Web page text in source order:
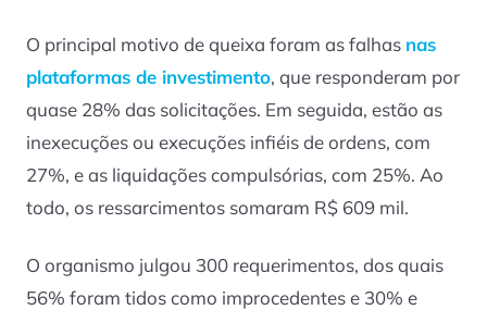
O principal motivo de queixa foram as falhas nas
plataformas de investimento, que responderam por
quase 28% das solicitações. Em seguida, estão as
inexecuções ou execuções infiéis de ordens, com
27%, e as liquidações compulsórias, com 25%. Ao
todo, os ressarcimentos somaram R$ 609 mil.
O organismo julgou 300 requerimentos, dos quais
56% foram tidos como improcedentes e 30% e